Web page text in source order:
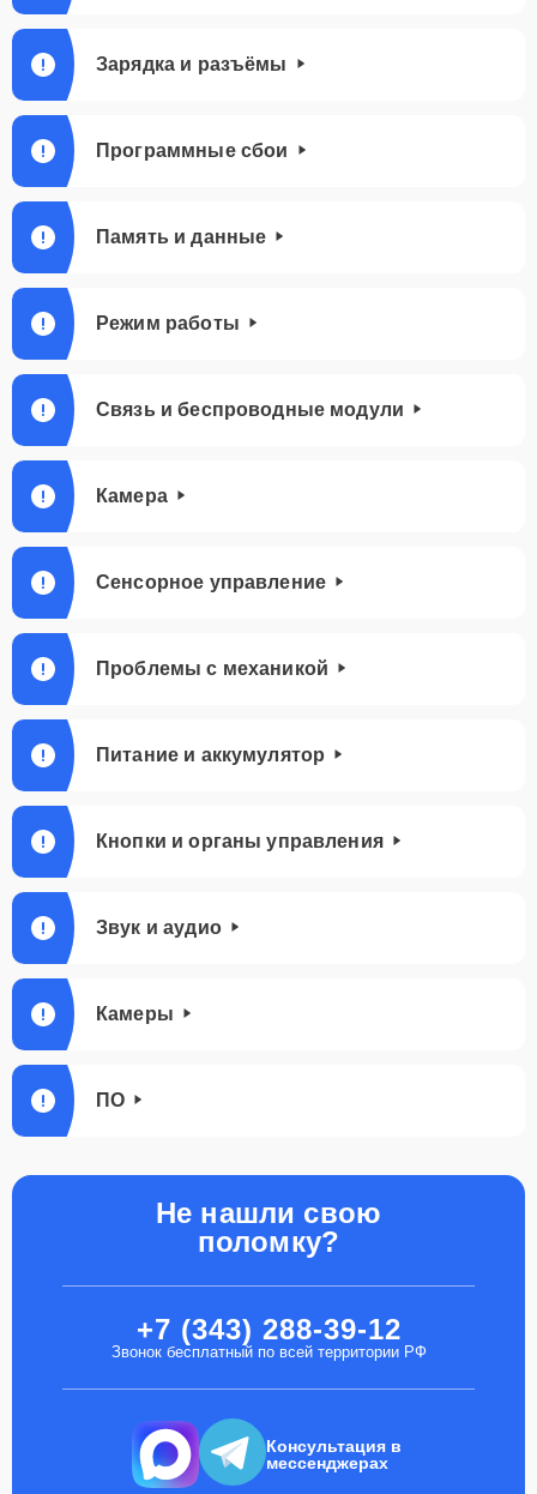
Зарядка и разъёмы
Программные сбои
Память и данные
Режим работы
Связь и беспроводные модули
Камера
Сенсорное управление
Проблемы с механикой
Питание и аккумулятор
Кнопки и органы управления
Звук и аудио
Камеры
ПО
Не нашли свою
поломку?
+7 (343) 288-39-12
Звонок бесплатный по всей территории РФ
Консультация в
мессенджерах